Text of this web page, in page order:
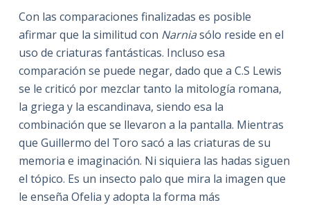
Con las comparaciones finalizadas es posible
afirmar que la similitud con Narniasólo reside en el
uso de criaturas fantásticas. Incluso esa
comparación se puede negar, dado que a C.S Lewis
se le criticó por mezclar tanto la mitología romana,
la griega y la escandinava, siendo esa la
combinación que se llevaron a la pantalla. Mientras
que Guillermo del Toro sacó a las criaturas de su
memoria e imaginación. Ni siquiera las hadas siguen
el tópico. Es un insecto palo que mira la imagen que
le enseña Ofelia y adopta la forma más